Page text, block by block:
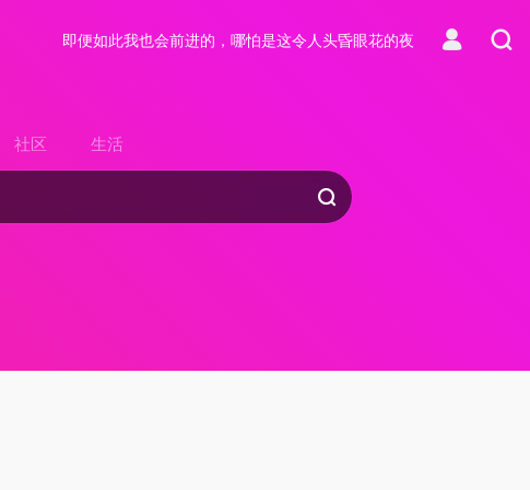
即便如此我也会前进的，哪怕是这令人头昏眼花的夜
社区 生活